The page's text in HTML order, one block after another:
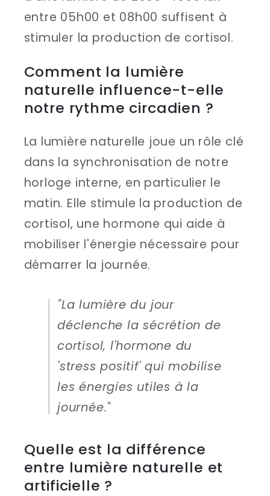
entre 05h00 et 08h00 suffisent à
stimuler la production de cortisol.
Comment la lumière
naturelle influence-t-elle
notre rythme circadien ?
La lumière naturelle joue un rôle clé
dans la synchronisation de notre
horloge interne, en particulier le
matin. Elle stimule la production de
cortisol, une hormone qui aide à
mobiliser l'énergie nécessaire pour
démarrer la journée.
"La lumière du jour
déclenche la sécrétion de
cortisol, l'hormone du
'stress positif' qui mobilise
les énergies utiles à la
journée."
Quelle est la différence
entre lumière naturelle et
artificielle ?